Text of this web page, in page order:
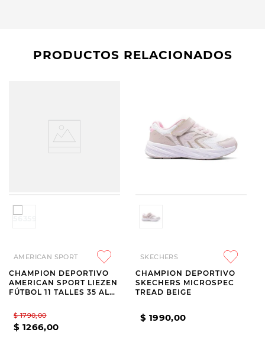
PRODUCTOS RELACIONADOS
AMERICAN SPORT
CHAMPION DEPORTIVO
AMERICAN SPORT LIEZEN
FÚTBOL 11 TALLES 35 AL
$ 1790,00
$ 1266,00
SKECHERS
CHAMPION DEPORTIVO
SKECHERS MICROSPEC
TREAD BEIGE
$ 1990,00